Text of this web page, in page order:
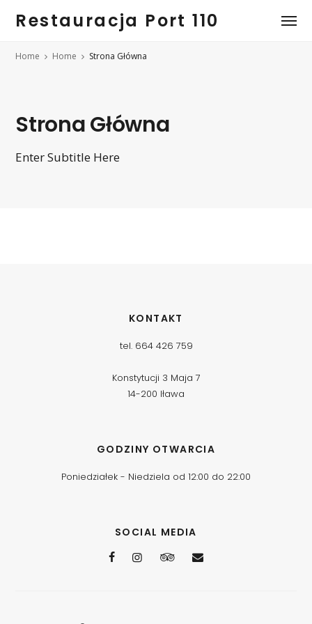
Restauracja Port 110
Home Home Strona Główna
Strona Główna
Enter Subtitle Here
KONTAKT
tel. 664 426 759
Konstytucji 3 Maja 7
14-200 Iława
GODZINY OTWARCIA
Poniedziałek - Niedziela od 12:00 do 22:00
SOCIAL MEDIA